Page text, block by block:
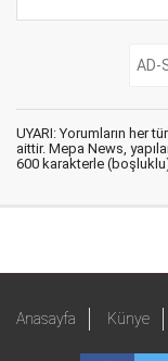
UYARI: Yorumların her
aittir. Mepa News,
600 karakterle (boşluklu)
Anasayfa Künye